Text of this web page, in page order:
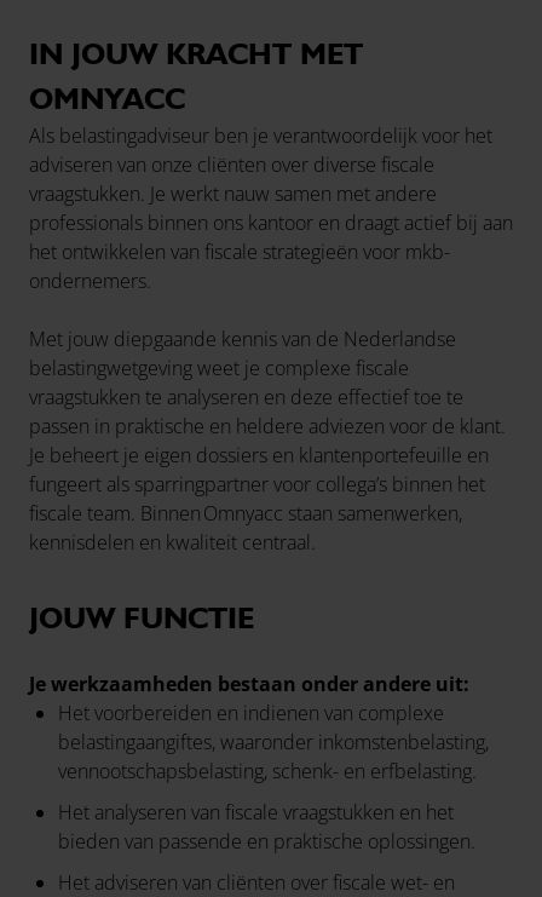
IN JOUW KRACHT MET
OMNYACC
Als belastingadviseur ben je verantwoordelijk voor het
adviseren van onze cliënten over diverse fiscale
vraagstukken. Je werkt nauw samen met andere
professionals binnen ons kantoor en draagt actief bij aan
het ontwikkelen van fiscale strategieën voor mkb-
ondernemers.
Met jouw diepgaande kennis van de Nederlandse
belastingwetgeving weet je complexe fiscale
vraagstukken te analyseren en deze effectief toe te
passen in praktische en heldere adviezen voor de klant.
Je beheert je eigen dossiers en klantenportefeuille en
fungeert als sparringpartner voor collega’s binnen het
fiscale team. Binnen Omnyacc staan samenwerken,
kennisdelen en kwaliteit centraal.
JOUW FUNCTIE
Je werkzaamheden bestaan onder andere uit:
Het voorbereiden en indienen van complexe
belastingaangiftes, waaronder inkomstenbelasting,
vennootschapsbelasting, schenk- en erfbelasting.
Het analyseren van fiscale vraagstukken en het
bieden van passende en praktische oplossingen.
Het adviseren van cliënten over fiscale wet- en